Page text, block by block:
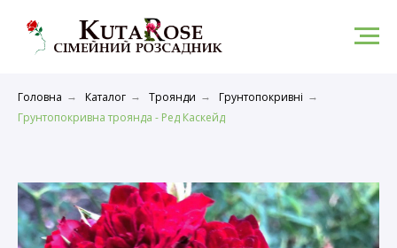
Головна → Каталог → Троянди → Грунтопокривні →
Грунтопокривна троянда - Ред Каскейд